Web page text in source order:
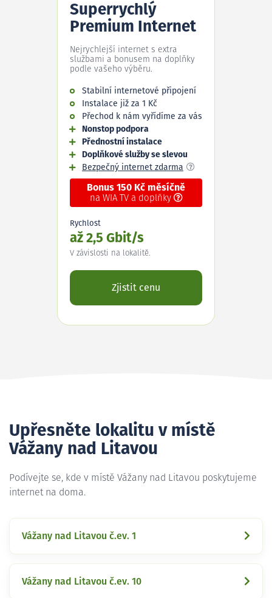
Superrychlý
Premium Internet
Nejrychlejší internet s extra
službami a bonusem na doplňky
podle vašeho výběru.
Stabilní internetové připojení
Instalace již za 1 Kč
Přechod k nám vyřídíme za vás
Nonstop podpora
Přednostní instalace
Doplňkové služby se slevou
Bezpečný internet zdarma
Bonus 150 Kč měsíčně
na WIA TV a doplňky
Rychlost
až 2,5 Gbit/s
V závislosti na lokalitě.
Zjistit cenu
Upřesněte lokalitu v místě
Vážany nad Litavou
Podívejte se, kde v místě Vážany nad Litavou poskytujeme
internet na doma.
Vážany nad Litavou č.ev. 1
Vážany nad Litavou č.ev. 10